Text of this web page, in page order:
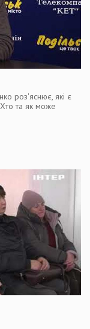
роз'яснює, які є
Хто та як може